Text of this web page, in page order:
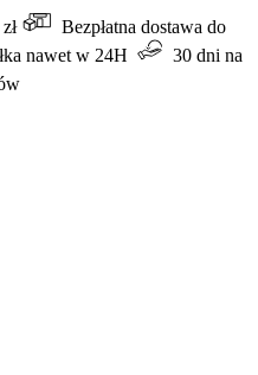
Bezpłatna dostawa do
nawet w 24H
30 dni na